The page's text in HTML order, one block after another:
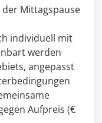
Mittagspause
individuell mit
werden
angepasst
Aufpreis (€